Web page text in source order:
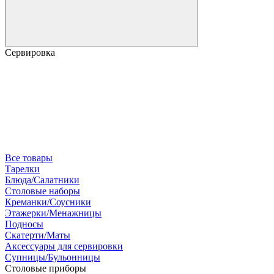
Сервировка
Все товары
Тарелки
Блюда/Салатники
Столовые наборы
Креманки/Соусники
Этажерки/Менажницы
Подносы
Скатерти/Маты
Аксессуары для сервировки
Супницы/Бульонницы
Столовые приборы